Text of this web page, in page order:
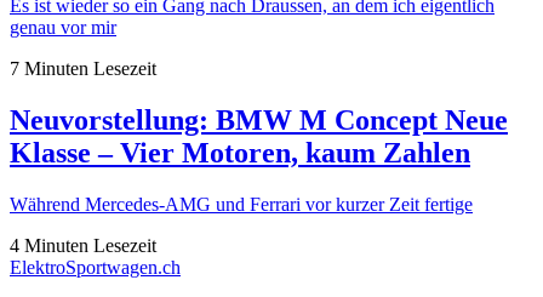
Es ist wieder so ein Gang nach Draussen, an dem ich eigentlich
genau vor mir
7 Minuten Lesezeit
Neuvorstellung: BMW M Concept Neue
Klasse – Vier Motoren, kaum Zahlen
Während Mercedes-AMG und Ferrari vor kurzer Zeit fertige
4 Minuten Lesezeit
ElektroSportwagen.ch